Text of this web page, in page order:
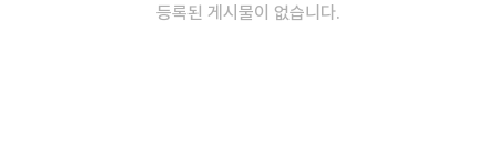
등록된 게시물이 없습니다.